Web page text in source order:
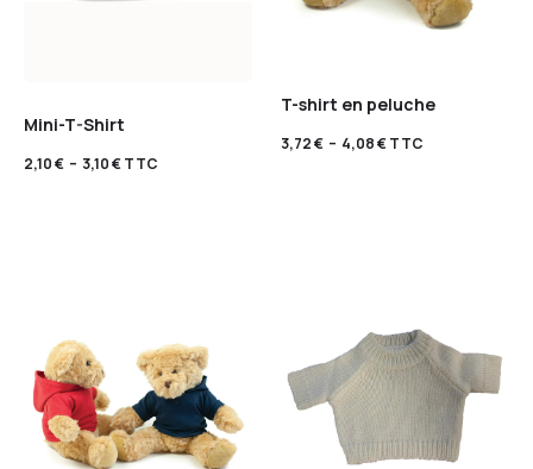
Mini-T-Shirt
2,10€ – 3,10€TTC
T-shirt en peluche
3,72€ – 4,08€TTC